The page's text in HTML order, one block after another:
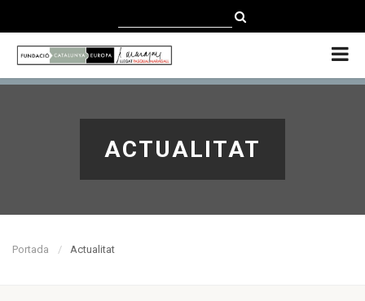
ENGLISH
ACTUALITAT
Portada Actualitat